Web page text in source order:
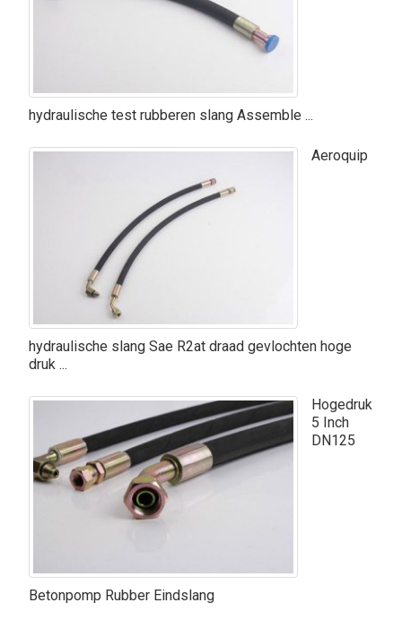
hydraulische test rubberen slang Assemble ...
Aeroquip
hydraulische slang Sae R2at draad gevlochten hoge
druk ...
Hogedruk
5 Inch
DN125
Betonpomp Rubber Eindslang